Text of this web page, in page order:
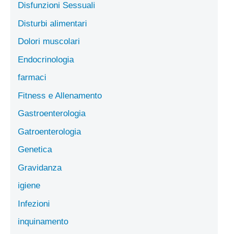
Disfunzioni Sessuali
Disturbi alimentari
Dolori muscolari
Endocrinologia
farmaci
Fitness e Allenamento
Gastroenterologia
Gatroenterologia
Genetica
Gravidanza
igiene
Infezioni
inquinamento